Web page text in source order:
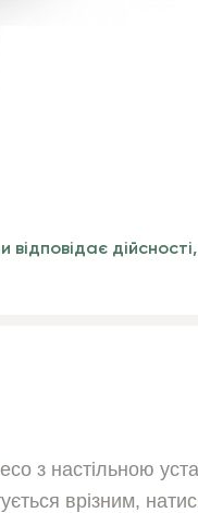
з настільною
врізним,